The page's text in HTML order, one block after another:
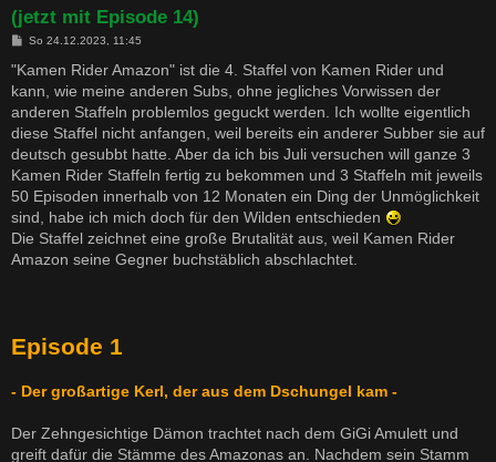
(jetzt mit Episode 14)
B
i
t
r
g
So 24.12.2023, 11:45
"Kamen Rider Amazon" ist die 4. Staffel von Kamen Rider und
kann, wie meine anderen Subs, ohne jegliches Vorwissen der
anderen Staffeln problemlos geguckt werden. Ich wollte eigentlich
diese Staffel nicht anfangen, weil bereits ein anderer Subber sie auf
deutsch gesubbt hatte. Aber da ich bis Juli versuchen will ganze 3
Kamen Rider Staffeln fertig zu bekommen und 3 Staffeln mit jeweils
50 Episoden innerhalb von 12 Monaten ein Ding der Unmöglichkeit
sind, habe ich mich doch für den Wilden entschieden
Die Staffel zeichnet eine große Brutalität aus, weil Kamen Rider
Amazon seine Gegner buchstäblich abschlachtet.
Episode 1
- Der großartige Kerl, der aus dem Dschungel kam -
Der Zehngesichtige Dämon trachtet nach dem GiGi Amulett und
greift dafür die Stämme des Amazonas an. Nachdem sein Stamm